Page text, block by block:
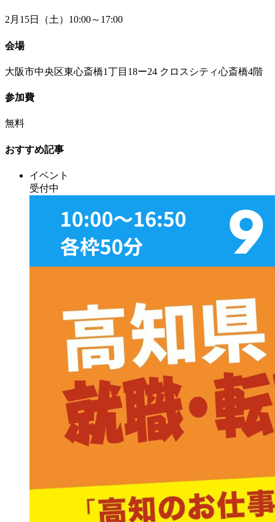
2月15日（土）10:00～17:00
会場
大阪市中央区東心斎橋1丁目18ー24 クロスシティ心斎橋4階
参加費
無料
おすすめ記事
イベント
受付中